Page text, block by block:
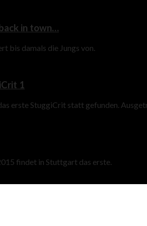
in town…
bis damals die Jungs von.
1
erste StuggiCrit statt gefunden.
findet in Stuttgart das erste.